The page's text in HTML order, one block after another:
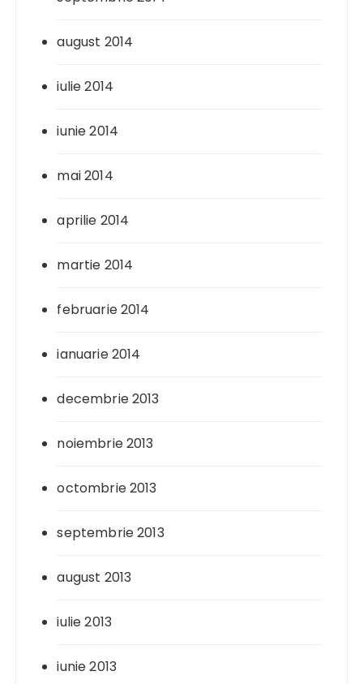
august 2014
iulie 2014
iunie 2014
mai 2014
aprilie 2014
martie 2014
februarie 2014
ianuarie 2014
decembrie 2013
noiembrie 2013
octombrie 2013
septembrie 2013
august 2013
iulie 2013
iunie 2013